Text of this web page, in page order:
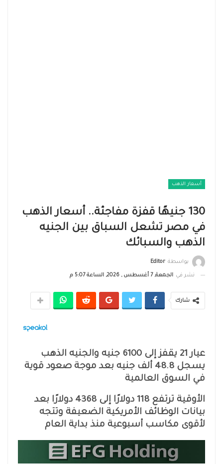
أسعار الذهب
130 جنيهًا قفزة مفاجئة.. أسعار الذهب
في مصر تشعل السباق بين الجنيه
الذهب والسبائك
بواسطة Editor
نشر في الجمعة, 7 أغسطس , 2026, الساعة 5:07 م
شارك
عيار 21 يقفز إلى 6100 جنيه والجنيه الذهب
يسجل 48.8 ألف جنيه بعد موجة صعود قوية
في السوق العالمية
الأوقية ترتفع 118 دولارًا إلى 4368 دولارًا بعد
بيانات الوظائف الأمريكية الضعيفة وتتجه
لأقوى مكاسب أسبوعية منذ بداية العام